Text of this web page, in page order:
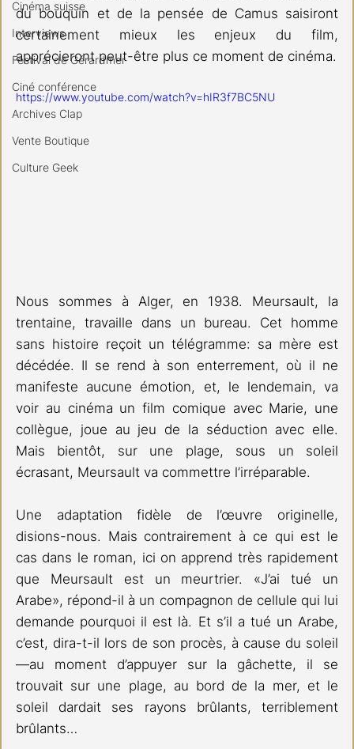
Cinéma suisse
Interviews
Festival de Gérardmer
Ciné conférence
Archives Clap
Vente Boutique
Culture Geek
du bouquin et de la pensée de Camus saisiront
certainement mieux les enjeux du film,
apprécieront peut-être plus ce moment de cinéma.
https://www.youtube.com/watch?v=hIR3f7BC5NU
Nous sommes à Alger, en 1938. Meursault, la
trentaine, travaille dans un bureau. Cet homme
sans histoire reçoit un télégramme: sa mère est
décédée. Il se rend à son enterrement, où il ne
manifeste aucune émotion, et, le lendemain, va
voir au cinéma un film comique avec Marie, une
collègue, joue au jeu de la séduction avec elle.
Mais bientôt, sur une plage, sous un soleil
écrasant, Meursault va commettre l’irréparable.
Une adaptation fidèle de l’œuvre originelle,
disions-nous. Mais contrairement à ce qui est le
cas dans le roman, ici on apprend très rapidement
que Meursault est un meurtrier. «J’ai tué un
Arabe», répond-il à un compagnon de cellule qui lui
demande pourquoi il est là. Et s’il a tué un Arabe,
c’est, dira-t-il lors de son procès, à cause du soleil
—au moment d’appuyer sur la gâchette, il se
trouvait sur une plage, au bord de la mer, et le
soleil dardait ses rayons brûlants, terriblement
brûlants…